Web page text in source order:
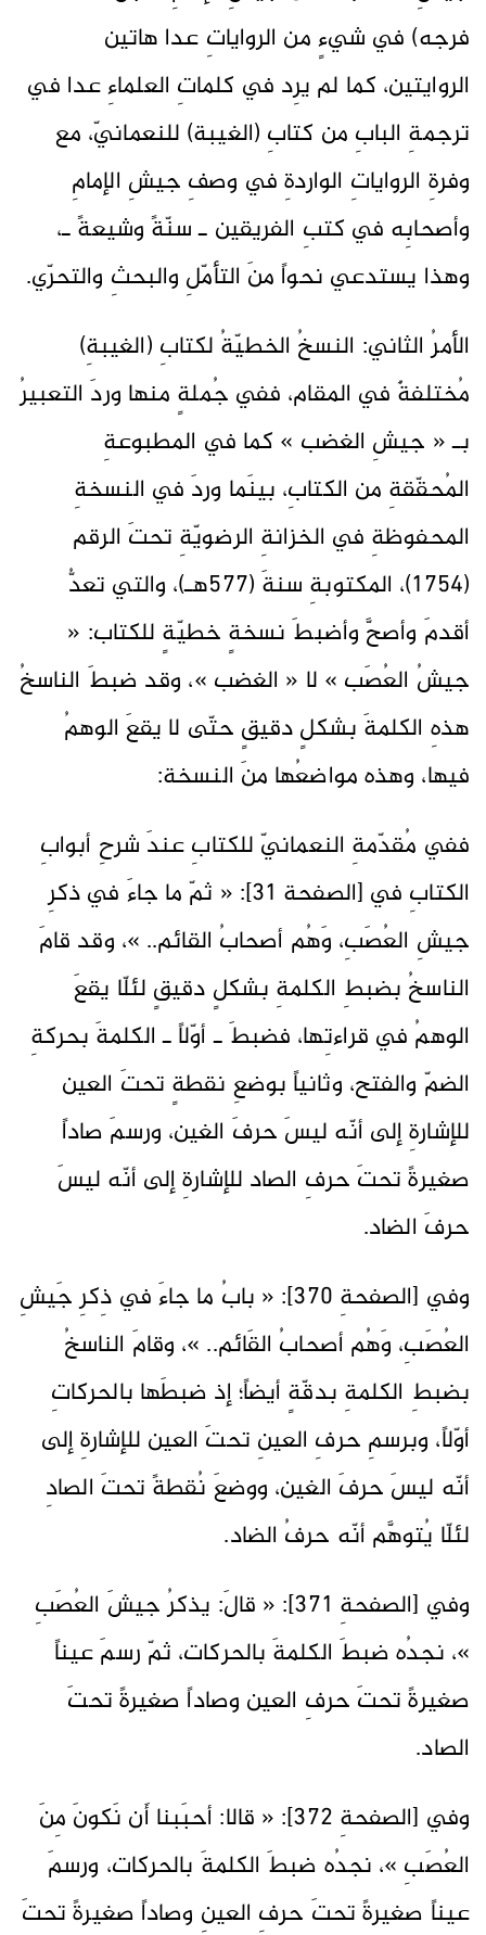
فرجه) في شيءٍ من الرواياتِ عدا هاتين
الروايتين، كما لم يرِد في كلماتِ العلماءِ عدا في
ترجمةِ البابِ من كتابِ (الغيبة) للنعمانيّ، مع
وفرةِ الرواياتِ الواردةِ في وصفِ جيشِ الإمامِ
وأصحابِه في كتبِ الفريقين ـ سنّةً وشيعةً ـ،
وهذا يستدعي نحواً منَ التأمّلِ والبحثِ والتحرّي.
الأمرُ الثاني: النسخُ الخطيّةُ لكتابِ (الغيبةِ)
مُختلفةٌ في المقام، ففي جُملةٍ منها وردَ التعبيرُ
بـ « جيشِ الغضب » كما في المطبوعةِ
المُحقّقةِ من الكتابِ، بينَما وردَ في النسخةِ
المحفوظةِ في الخزانةِ الرضويّةِ تحتَ الرقم
(1754)، المكتوبةِ سنةَ (577هـ)، والتي تعدُّ
أقدمَ وأصحَّ وأضبطَ نسخةٍ خطيّةٍ للكتاب: «
جيشُ العُصَب » لا « الغضب »، وقد ضبطَ الناسخُ
هذهِ الكلمةَ بشكلٍ دقيقٍ حتّى لا يقعَ الوهمُ
فيها، وهذه مواضعُها منَ النسخة:
ففي مُقدّمةِ النعمانيّ للكتابِ عندَ شرحِ أبوابِ
الكتابِ في [الصفحة 31]: « ثمّ ما جاءَ في ذكرِ
جيشِ العُصَبِ، وَهُم أصحابُ القائم.. »، وقد قامَ
الناسخُ بضبطِ الكلمةِ بشكلٍ دقيقٍ لئلّا يقعَ
الوهمُ في قراءتِها، فضبطَ ـ أوّلاً ـ الكلمةَ بحركةِ
الضمّ والفتح، وثانياً بوضعِ نقطةٍ تحتَ العين
للإشارةِ إلى أنّه ليسَ حرفَ الغين، ورسمَ صاداً
صغيرةً تحتَ حرفِ الصاد للإشارةِ إلى أنّه ليسَ
حرفَ الضاد.
وفي [الصفحةِ 370]: « بابُ ما جاءَ في ذِكرِ جَيشِ
العُصَبِ، وَهُم أصحابُ القَائم.. »، وقامَ الناسخُ
بضبطِ الكلمةِ بدقّةٍ أيضاً؛ إذ ضبطَها بالحركاتِ
أوّلاً، وبرسمِ حرفِ العينِ تحتَ العين للإشارةِ إلى
أنّه ليسَ حرفَ الغين، ووضعَ نُقطةً تحتَ الصادِ
لئلّا يُتوهَّم أنّه حرفُ الضاد.
وفي [الصفحةِ 371]: « قالَ: يذكرُ جيشَ العُصَبِ
»، نجدُه ضبطَ الكلمةَ بالحركات، ثمّ رسمَ عيناً
صغيرةً تحتَ حرفِ العين وصاداً صغيرةً تحتَ
الصاد.
وفي [الصفحةِ 372]: « قالا: أحبَبنا أَن نَكونَ مِنَ
العُصَبِ »، نجدُه ضبطَ الكلمةَ بالحركات، ورسمَ
عيناً صغيرةً تحتَ حرفِ العينِ وصاداً صغيرةً تحتَ